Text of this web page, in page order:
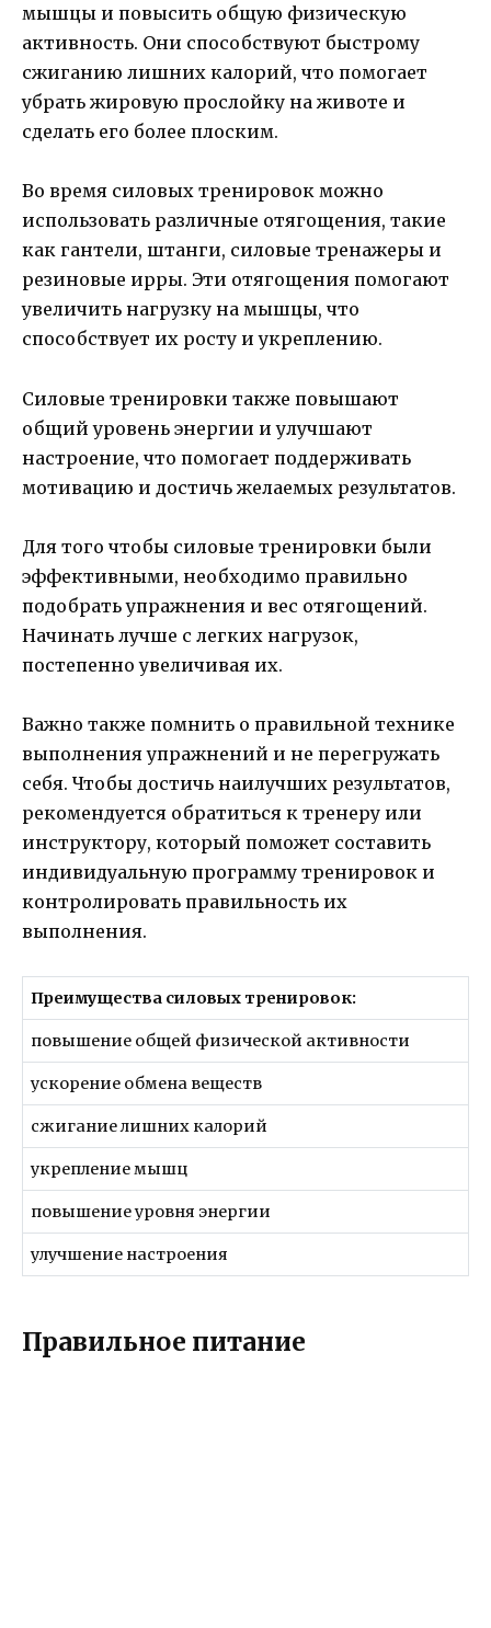
мышцы и повысить общую физическую
активность. Они способствуют быстрому
сжиганию лишних калорий, что помогает
убрать жировую прослойку на животе и
сделать его более плоским.
Во время силовых тренировок можно
использовать различные отягощения, такие
как гантели, штанги, силовые тренажеры и
резиновые ирры. Эти отягощения помогают
увеличить нагрузку на мышцы, что
способствует их росту и укреплению.
Силовые тренировки также повышают
общий уровень энергии и улучшают
настроение, что помогает поддерживать
мотивацию и достичь желаемых результатов.
Для того чтобы силовые тренировки были
эффективными, необходимо правильно
подобрать упражнения и вес отягощений.
Начинать лучше с легких нагрузок,
постепенно увеличивая их.
Важно также помнить о правильной технике
выполнения упражнений и не перегружать
себя. Чтобы достичь наилучших результатов,
рекомендуется обратиться к тренеру или
инструктору, который поможет составить
индивидуальную программу тренировок и
контролировать правильность их
выполнения.
Преимущества силовых тренировок:
повышение общей физической активности
ускорение обмена веществ
сжигание лишних калорий
укрепление мышц
повышение уровня энергии
улучшение настроения
Правильное питание